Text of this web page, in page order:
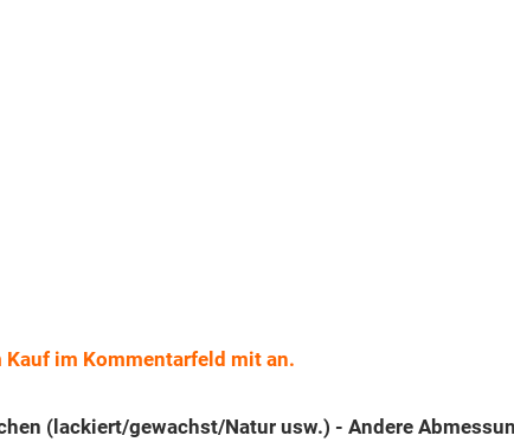
Kauf im Kommentarfeld mit an.
(lackiert/gewachst/Natur usw.) - Andere